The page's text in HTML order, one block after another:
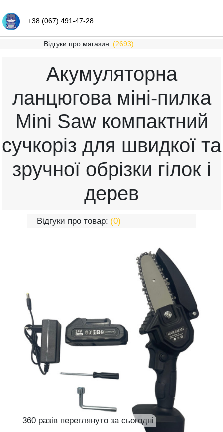
+38 (067) 491-47-28
Відгуки про магазин: (2693)
Акумуляторна
ланцюгова міні-пилка
Mini Saw компактний
сучкоріз для швидкої та
зручної обрізки гілок і
дерев
Відгуки про товар: (0)
360 разів переглянуто за сьогодні